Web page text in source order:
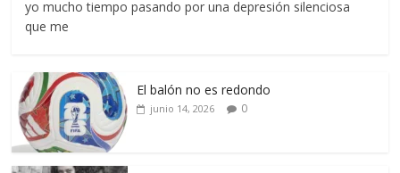
yo mucho tiempo pasando por una depresión silenciosa
que me
El balón no es redondo
junio 14, 2026 0